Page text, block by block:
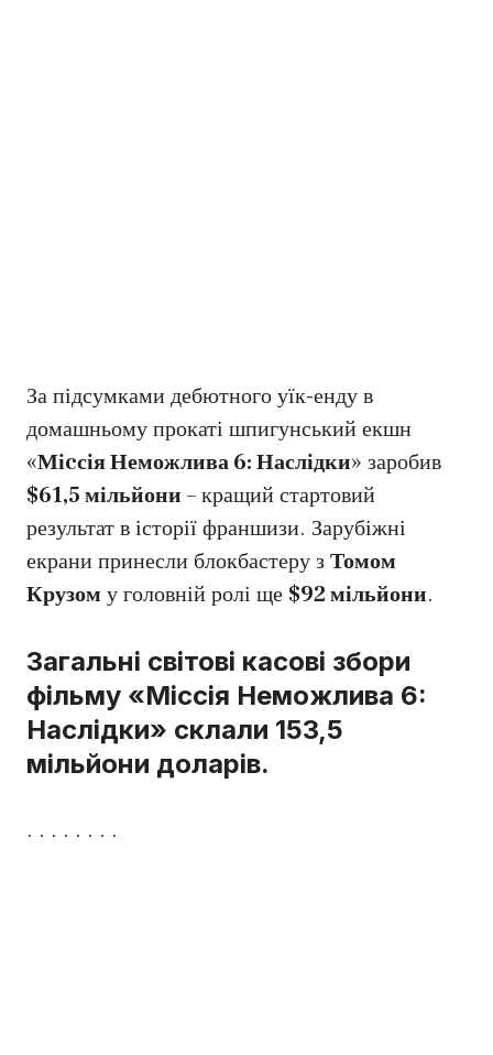
За підсумками дебютного уїк-енду в
домашньому прокаті шпигунський екшн
«Міcсія Неможлива 6: Наслідки» заробив
$61,5 мільйони – кращий стартовий
результат в історії франшизи. Зарубіжні
екрани принесли блокбастеру зТомом
Крузом у головній ролі ще $92 мільйони.
Загальні світові касові збори
фільму «Міссія Неможлива 6:
Наслідки» склали 153,5
мільйони доларів.
. . . . . . . .